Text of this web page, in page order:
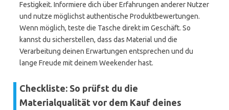
Festigkeit. Informiere dich über Erfahrungen anderer Nutzer
und nutze möglichst authentische Produktbewertungen.
Wenn möglich, teste die Tasche direkt im Geschäft. So
kannst du sicherstellen, dass das Material und die
Verarbeitung deinen Erwartungen entsprechen und du
lange Freude mit deinem Weekender hast.
Checkliste: So prüfst du die
Materialqualität vor dem Kauf deines